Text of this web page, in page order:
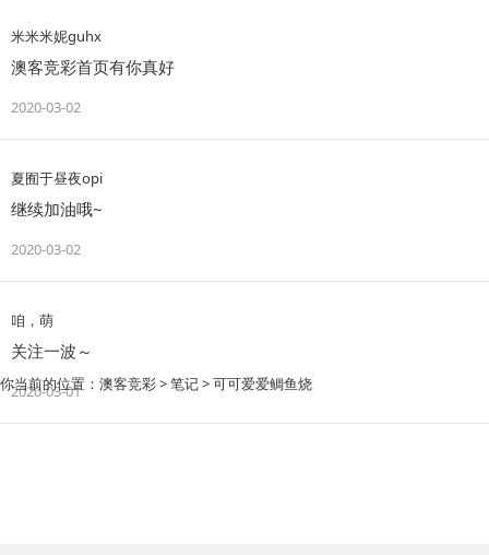
米米米妮guhx
澳客竞彩首页有你真好
2020-03-02
夏囿于昼夜opi
继续加油哦~
2020-03-02
咱，萌
关注一波～
2020-03-01
你当前的位置： 澳客竞彩>笔记> 可可爱爱鲷鱼烧